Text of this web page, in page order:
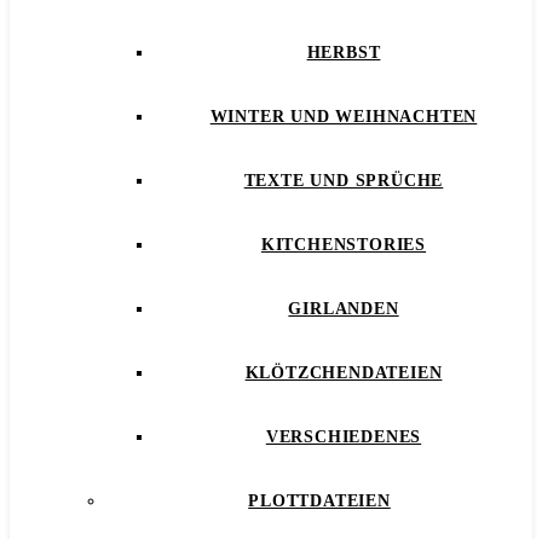
HERBST
WINTER UND WEIHNACHTEN
TEXTE UND SPRÜCHE
KITCHENSTORIES
GIRLANDEN
KLÖTZCHENDATEIEN
VERSCHIEDENES
PLOTTDATEIEN